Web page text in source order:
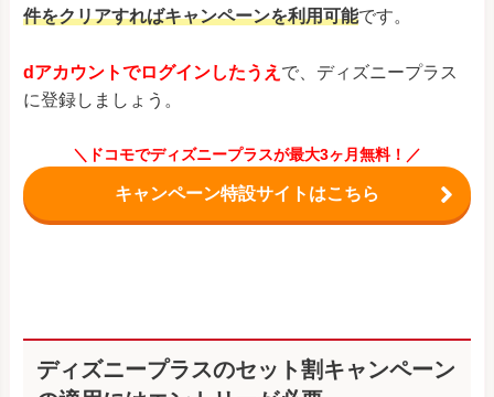
件をクリアすればキャンペーンを利用可能です。
dアカウントでログインしたうえ で、ディズニープラス
に登録しましょう。
＼ドコモでディズニープラスが最大3ヶ月無料！／
キャンペーン特設サイトはこちら
ディズニープラスのセット割キャンペーン